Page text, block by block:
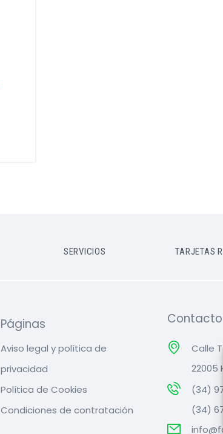
SERVICIOS TARJETAS
Páginas
Aviso legal y política de
privacidad
Política de Cookies
Condiciones de contratación
Contacto
Calle
22005
(34)
(34)